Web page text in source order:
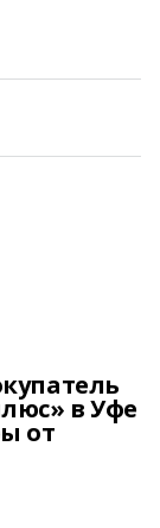
в Уфе
от